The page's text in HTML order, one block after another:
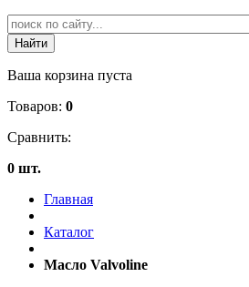
Ваша корзина пуста
Товаров: 0
Сравнить:
0 шт.
Главная
Каталог
Масло Valvoline